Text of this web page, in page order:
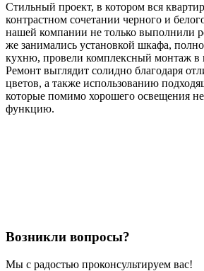
Стильный проект, в котором вся
контрастном сочетании черного и
нашей компании не только выполнили
же занимались установкой шкафа,
кухню, провели комплексный монтаж в
Ремонт выглядит солидно благодаря
цветов, а также использованию
которые помимо хорошего освещения
функцию.
Возникли вопросы?
Мы с радостью проконсультируем вас!